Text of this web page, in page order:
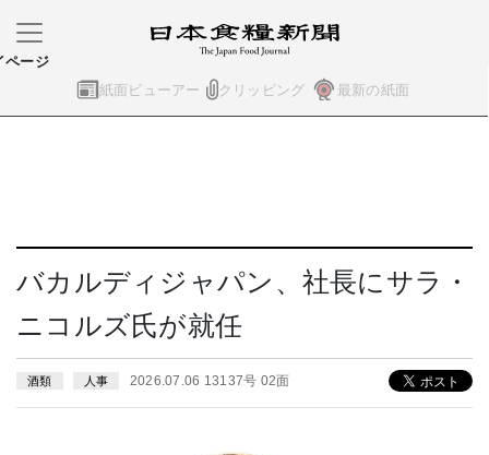
紙面ビューアー クリッピング 最新の紙面
ページ
バカルディジャパン、社長にサラ・
ニコルズ氏が就任
酒類 人事 2026.07.06 13137号 02面